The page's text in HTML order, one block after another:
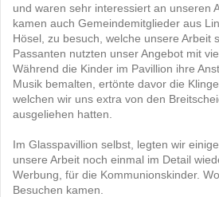
und waren sehr interessiert an unseren
kamen auch Gemeindemitglieder aus
Hösel, zu besuch, welche unsere Arbeit
Passanten nutzten unser Angebot mit
Während die Kinder im Pavillion ihre
Musik bemalten, ertönte davor die
welchen wir uns extra von den
ausgeliehen hatten.
Im Glasspavillion selbst, legten wir
unsere Arbeit noch einmal im Detail
Werbung, für die Kommunionskinder.
Besuchen kamen.